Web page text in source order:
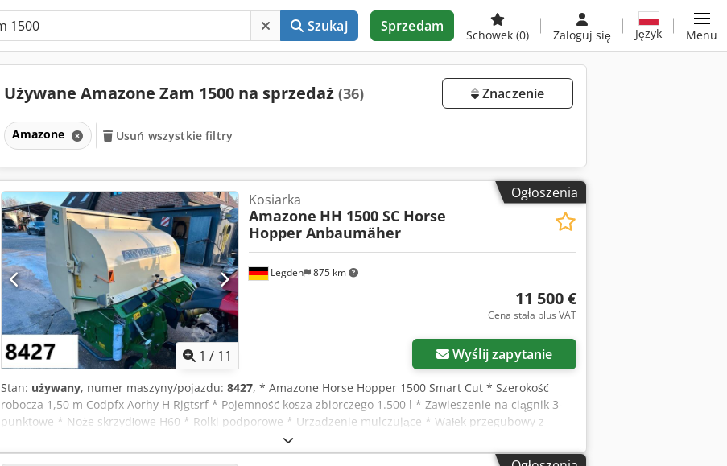
Szukaj Sprzedam
Schowek (0) Zaloguj się Język Menu
Używane Amazone Zam 1500 na sprzedaż (36) Znaczenie
Amazone Usuń wszystkie filtry
Ogłoszenia
1 / 11
Legden 875 km
Kosiarka
Amazone HH 1500 SC Horse
Hopper Anbaumäher
11 500 €
Cena stała plus VAT
Wyślij zapytanie
Stan: używany, numer maszyny/pojazdu: 8427, * Amazone Horse Hopper 1500 Smart Cut * Szerokość
robocza 1,50 m Codpfx Aorhy H Rjgtsrf * Pojemność kosza zbiorczego 1.500 l * Zawieszenie na ciągnik 3-
punktowe * Noże skrzydłowe H60 * Rolki podporowe * Urządzenie mulczujące * Wałek przegubowy z
wolnym biegiem * Kosz zbiorczy z hydraulicznym opróżnianiem dna * Prędkość obrotowa 2.650 obr./min.
* Wskaźnik poziomu napełnienia -----Wewnętrzny numer pojazdu: 8427 Wsparcie WhatsApp dostępne! W